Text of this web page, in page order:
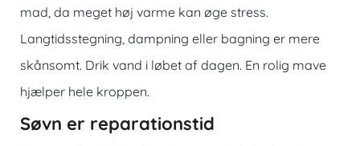
mad, da meget høj varme kan øge stress.
Langtidsstegning, dampning eller bagning er mere
skånsomt. Drik vand i løbet af dagen. En rolig mave
hjælper hele kroppen.
Søvn er reparationstid